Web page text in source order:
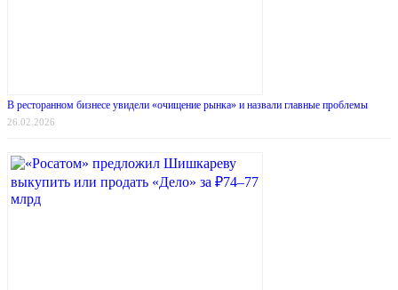
В ресторанном бизнесе увидели «очищение рынка» и назвали главные проблемы
26.02.2026